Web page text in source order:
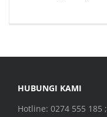
HUBUNGI KAMI
Hotline: 0274 555 185 ;